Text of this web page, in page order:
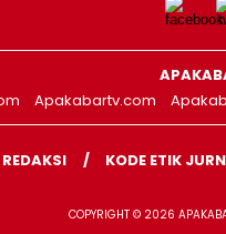
Apakabartv.com
KODE ETIK
COPYRIGHT © 2026